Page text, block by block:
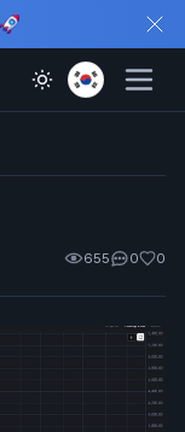
655 0 0